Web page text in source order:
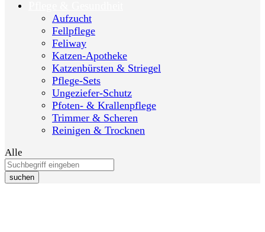
Aufzucht
Fellpflege
Feliway
Katzen-Apotheke
Katzenbürsten & Striegel
Pflege-Sets
Ungeziefer-Schutz
Pfoten- & Krallenpflege
Trimmer & Scheren
Reinigen & Trocknen
Alle
suchen